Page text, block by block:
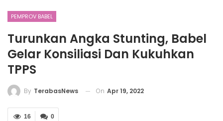
PEMPROV BABEL
Turunkan Angka Stunting, Babel
Gelar Konsiliasi Dan Kukuhkan
TPPS
By TerabasNews On Apr 19, 2022
0
16